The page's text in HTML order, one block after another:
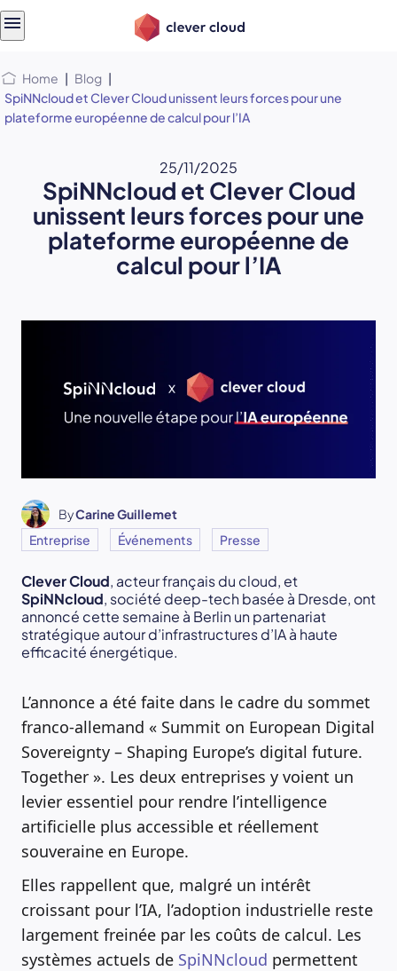
Home | Blog |
SpiNNcloud et Clever Cloud unissent leurs forces pour une
plateforme européenne de calcul pour l’IA
25/11/2025
SpiNNcloud et Clever Cloud
unissent leurs forces pour une
plateforme européenne de
calcul pour l’IA
ByCarine Guillemet
Entreprise
Événements Presse
Clever Cloud, acteur français du cloud, et
SpiNNcloud, société deep-tech basée à Dresde, ont
annoncé cette semaine à Berlin un partenariat
stratégique autour d’infrastructures d’IA à haute
efficacité énergétique.
L’annonce a été faite dans le cadre du sommet
franco-allemand « Summit on European Digital
Sovereignty – Shaping Europe’s digital future.
Together ». Les deux entreprises y voient un
levier essentiel pour rendre l’intelligence
artificielle plus accessible et réellement
souveraine en Europe.
Elles rappellent que, malgré un intérêt
croissant pour l’IA, l’adoption industrielle reste
largement freinée par les coûts de calcul. Les
systèmes actuels de SpiNNcloud permettent